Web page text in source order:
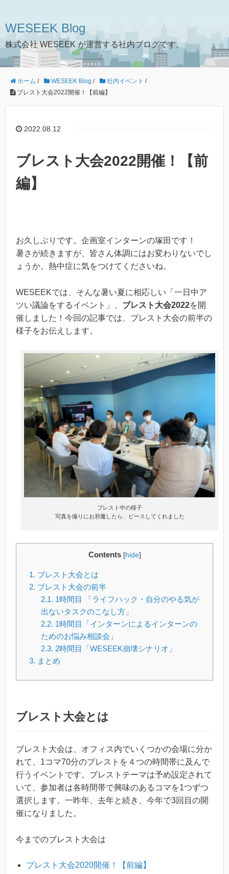
WESEEK Blog
株式会社 WESEEK が運営する社内ブログです。
ホーム / WESEEK Blog / 社内イベント /
ブレスト大会2022開催！【前編】
2022.08.12
ブレスト大会2022開催！【前
編】
お久しぶりです。企画室インターンの塚田です！
暑さが続きますが、皆さん体調にはお変わりないでし
ょうか。熱中症に気をつけてくださいね。
WESEEKでは、そんな暑い夏に相応しい「一日中ア
ツい議論をするイベント」、 ブレスト大会2022を開
催しました！今回の記事では、ブレスト大会の前半の
様子をお伝えします。
ブレスト中の様子
写真を撮りにお邪魔したら、ピースしてくれました
Contents [hide]
1. ブレスト大会とは
2. ブレスト大会の前半
2.1. 1時間目 「ライフハック・自分のやる気が
出ないタスクのこなし方」
2.2. 1時間目「インターンによるインターンの
ためのお悩み相談会」
2.3. 2時間目「WESEEK崩壊シナリオ」
3. まとめ
ブレスト大会とは
ブレスト大会は、オフィス内でいくつかの会場に分か
れて、1コマ70分のブレストを４つの時間帯に及んで
行うイベントです。ブレストテーマは予め設定されて
いて、参加者は各時間帯で興味のあるコマを1つずつ
選択します。一昨年、去年と続き、今年で3回目の開
催になりました。
今までのブレスト大会は
ブレスト大会2020開催！【前編】